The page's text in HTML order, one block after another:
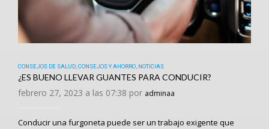
CONSEJOS DE SALUD,CONSEJOS Y AHORRO, NOTICIAS
¿ES BUENO LLEVAR GUANTES PARA CONDUCIR?
febrero 27, 2023 a las 07:38 por adminaa
Conducir una furgoneta puede ser un trabajo exigente que